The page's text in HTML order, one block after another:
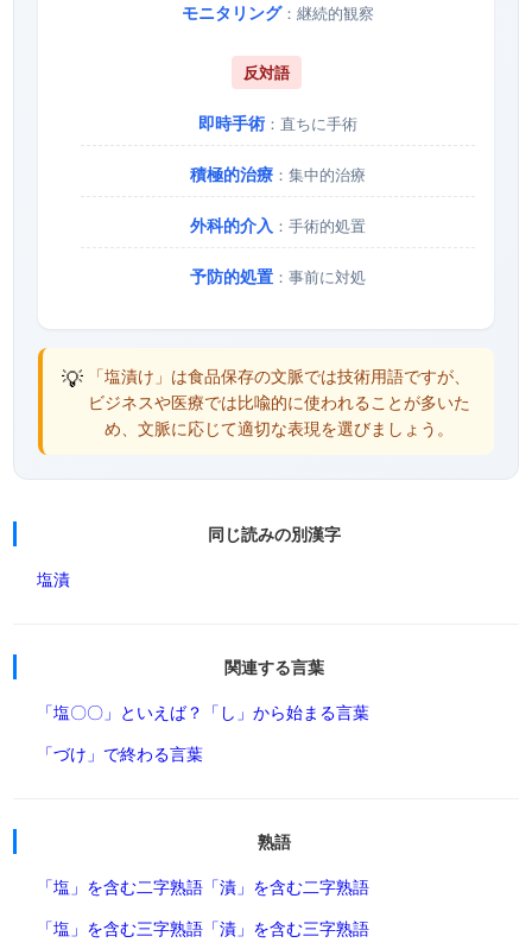
モニタリング：継続的観察
反対語
即時手術 ：直ちに手術
積極的治療 ：集中的治療
外科的介入 ：手術的処置
予防的処置 ：事前に対処
💡 「塩漬け」は食品保存の文脈では技術用語ですが、
ビジネスや医療では比喩的に使われることが多いた
め、文脈に応じて適切な表現を選びましょう。
同じ読みの別漢字
塩漬
関連する言葉
「塩〇〇」といえば？ 「し」から始まる言葉
「づけ」で終わる言葉
熟語
「塩」を含む二字熟語 「漬」を含む二字熟語
「塩」を含む三字熟語 「漬」を含む三字熟語